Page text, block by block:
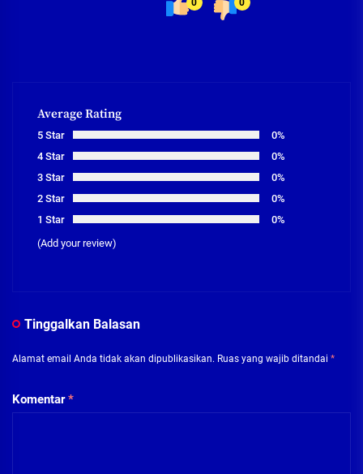
0 0
Average Rating
5 Star
0%
4 Star
0%
3 Star
0%
2 Star
0%
1 Star
0%
(Add your review)
Tinggalkan Balasan
Alamat email Anda tidak akan dipublikasikan. Ruas yang wajib ditandai *
Komentar*